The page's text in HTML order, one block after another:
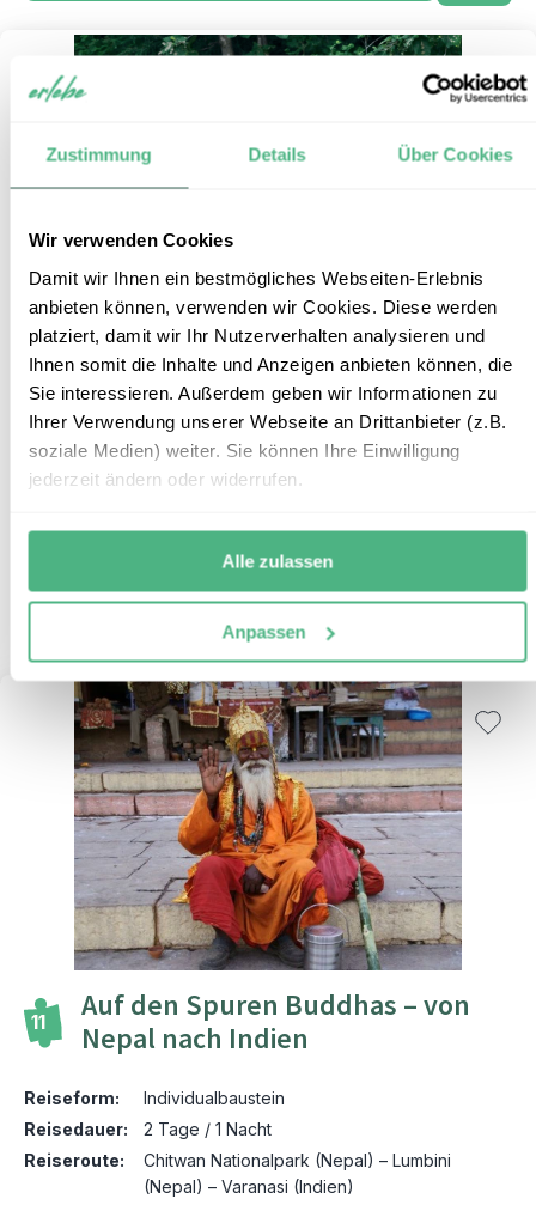
Zustimmung Details Über Cookies
Wir verwenden Cookies
Damit wir Ihnen ein bestmögliches Webseiten-Erlebnis
anbieten können, verwenden wir Cookies. Diese werden
platziert, damit wir Ihr Nutzerverhalten analysieren und
Ihnen somit die Inhalte und Anzeigen anbieten können, die
Sie interessieren. Außerdem geben wir Informationen zu
Ihrer Verwendung unserer Webseite an Drittanbieter (z.B.
soziale Medien) weiter. Sie können Ihre Einwilligung
jederzeit ändern oder widerrufen.
Alle zulassen
Anpassen
10 Wildtiere und Kultur in Bardiya
Individualbaustein
4 Tage / 3 Nächte
Reisepreis:
ab € 550,- p.P. bei 2 Personen
+
11
Auf den Spuren Buddhas – von
Nepal nach Indien
Reiseform:
Individualbaustein
Reisedauer:
2 Tage / 1 Nacht
Reiseroute:
Chitwan Nationalpark (Nepal) – Lumbini
(Nepal) – Varanasi (Indien)